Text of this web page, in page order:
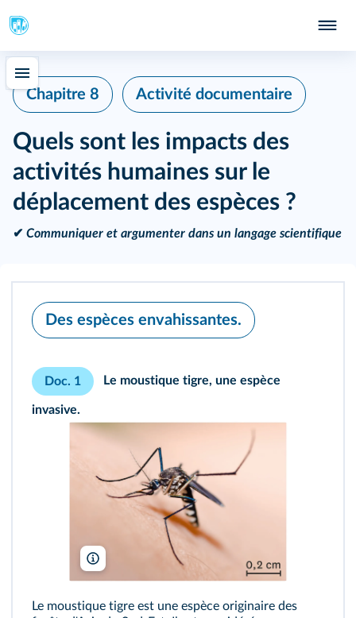
Chapitre 8 Activité documentaire
Quels sont les impacts des
activités humaines sur le
déplacement des espèces ?
✔ Communiquer et argumenter dans un langage scientifique
Des espèces envahissantes.
Doc. 1 Le moustique tigre, une espèce
invasive.
SweetCrisis/Shutterstock
Le moustique tigre est une espèce originaire des